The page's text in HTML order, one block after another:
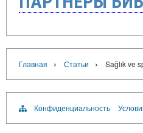
Главная › Статьи › Sağlık ve
Конфиденциальность